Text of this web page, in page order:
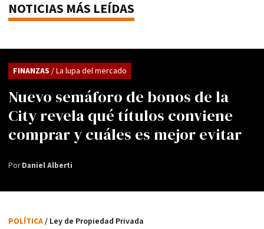
NOTICIAS MÁS LEÍDAS
Nuevo semáforo de bonos de la
City revela qué títulos conviene
comprar y cuáles es mejor evitar
FINANZAS / La lupa del mercado
PorDaniel Alberti
POLÍTICA/ Ley de Propiedad Privada